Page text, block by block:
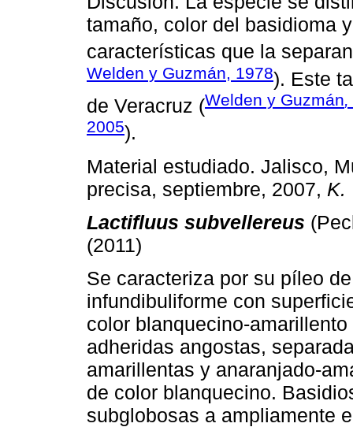
tamaño, color del basidioma
características que la
Welden y Guzmán, 1978). Este
de Veracruz (Welden y Guzmán,
2005).
Material estudiado. Jalisco,
precisa, septiembre, 2007, K.
Lactifluus subvellereus
(2011)
Se caracteriza por su píleo
infundibuliforme con
color blanquecino-
adheridas angostas,
amarillentas y anaranjado-
de color blanquecino.
subglobosas a ampliamente